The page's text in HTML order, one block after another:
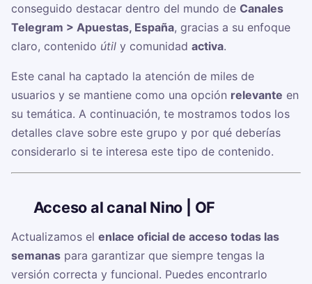
conseguido destacar dentro del mundo de Canales
Telegram > Apuestas, España, gracias a su enfoque
claro, contenido útil y comunidad activa.
Este canal ha captado la atención de miles de
usuarios y se mantiene como una opción relevante en
su temática. A continuación, te mostramos todos los
detalles clave sobre este grupo y por qué deberías
considerarlo si te interesa este tipo de contenido.
Acceso al canal Nino | OF
Actualizamos el enlace oficial de acceso todas las
semanas para garantizar que siempre tengas la
versión correcta y funcional. Puedes encontrarlo